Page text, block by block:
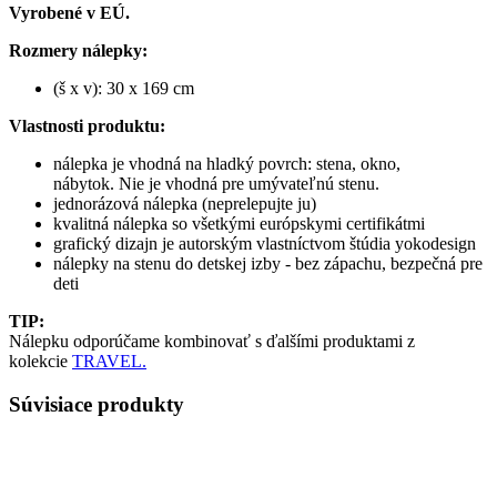
Vyrobené v EÚ.
Rozmery nálepky:
(š x v): 30 x 169 cm
Vlastnosti produktu:
nálepka je vhodná na hladký povrch: stena, okno,
nábytok. Nie je vhodná pre umývateľnú stenu.
jednorázová nálepka (neprelepujte ju)
kvalitná nálepka so všetkými európskymi certifikátmi
grafický dizajn je autorským vlastníctvom štúdia yokodesign
nálepky na stenu do detskej izby - bez zápachu, bezpečná pre
deti
TIP:
Nálepku odporúčame kombinovať s ďalšími produktami z
kolekcie TRAVEL.
Súvisiace produkty